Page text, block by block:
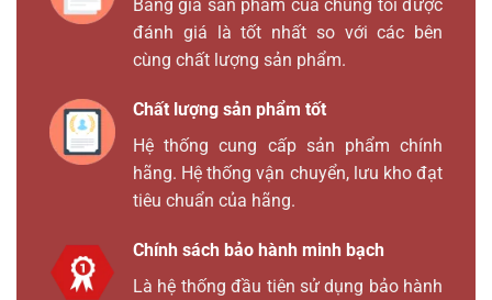
Bảng giá sản phẩm của chúng tôi được
đánh giá là tốt nhất so với các bên
cùng chất lượng sản phẩm.
Chất lượng sản phẩm tốt
Hệ thống cung cấp sản phẩm chính
hãng. Hệ thống vận chuyển, lưu kho đạt
tiêu chuẩn của hãng.
Chính sách bảo hành minh bạch
Là hệ thống đầu tiên sử dụng bảo hành